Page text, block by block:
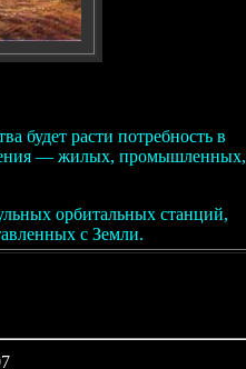
будет расти потребность в
— жилых, промышленных,
орбитальных станций,
с Земли.